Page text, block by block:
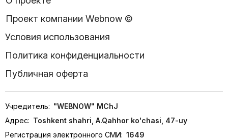
Проект компании Webnow ©
Условия использования
Политика конфиденциальности
Публичная оферта
Учредитель: "WEBNOW" MChJ
Адрес: Toshkent shahri, A.Qahhor ko'chasi, 47-uy
Регистрация электронного СМИ: 1649